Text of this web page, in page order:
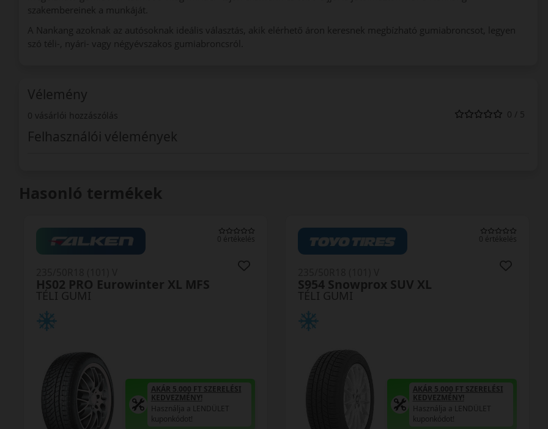
szakembereinek a munkáját.
A Nankang azoknak az autósoknak ideális választás, akik elérhető áron keresnek megbízható gumiabroncsot, legyen
szó téli-, nyári- vagy négyévszakos gumiabroncsról.
Vélemény
0 vásárlói hozzászólás 0 / 5
Felhasználói vélemények
Hasonló termékek
0 értékelés
TÉLI GUMI
HS02 PRO Eurowinter XL MFS
AKÁR 5.000 FT SZERELÉSI
KEDVEZMÉNY!
Használja a LENDÜLET
kuponkódot!
0 értékelés
TÉLI GUMI
S954 Snowprox SUV XL
AKÁR 5.000 FT SZERELÉSI
KEDVEZMÉNY!
Használja a LENDÜLET
kuponkódot!